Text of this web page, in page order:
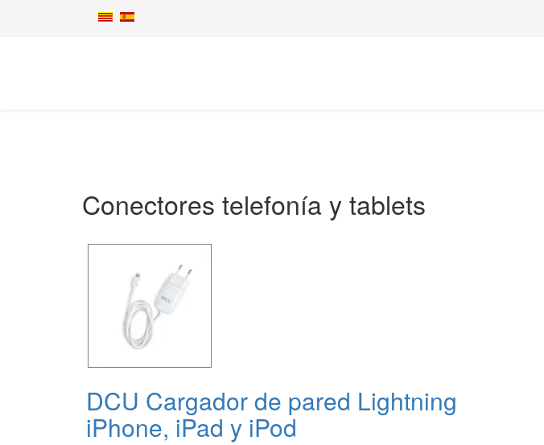
Conectores telefonía y tablets
DCU Cargador de pared Lightning
iPhone, iPad y iPod